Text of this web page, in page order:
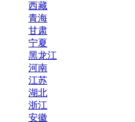
西藏
青海
甘肃
宁夏
黑龙江
河南
江苏
湖北
浙江
安徽